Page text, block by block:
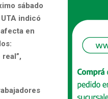
sábado
indicó
en